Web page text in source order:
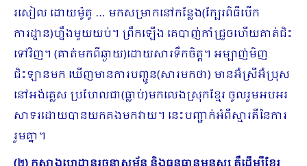
រសៀល ដោយម៉ូតូ … មកសម្រាកនៅកន្លែង(ក្បែរពិធីបើក
ការដ្ឋាន)ហ្នឹងមួយយប់។ ព្រឹកឡើង គេបាញ់កាំជ្រួចហើយគាត់ជិះ
ទៅវិញ។ (គាត់មកពីឆ្ងាយ)ដោយសារទឹកចិត្ត។ អម្បាញ់មិញ
ជិះឡានមក ឃើញមានការបញ្ជូន(សារមកថា) មានអ៊ំស្រីអ៊ំប្រុស
នៅអង់គ្លេស ប្រ​ហែលជា(ធ្លាប់)មកលេងស្រុកខ្មែរ ចូលរួមអបអរ
សាទរដោយបានយកគងមកវាយ។ នេះបញ្ជាក់អំពីស្មារតីនៃការ
រួមគ្នា។